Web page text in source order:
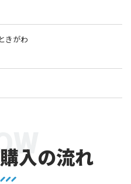
きがわ
入の流れ